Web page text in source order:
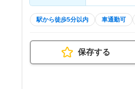
駅から徒歩5分以内 車通勤可
保存する